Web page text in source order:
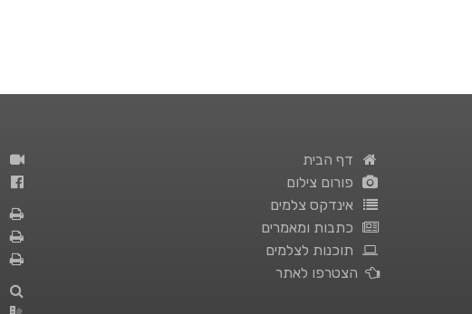
דף הבית
פורום צילום
אינדקס צלמים
כתבות ומאמרים
תוכנות לצלמים
הצטרפו לאתר